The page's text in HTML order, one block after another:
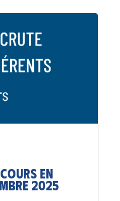
en
2025